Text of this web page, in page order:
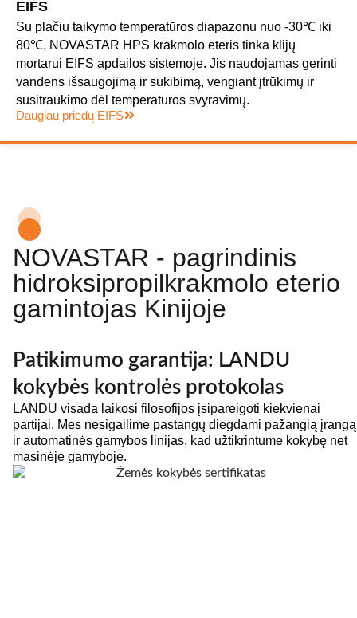
EIFS
Su plačiu taikymo temperatūros diapazonu nuo -30℃ iki
80℃, NOVASTAR HPS krakmolo eteris tinka klijų
mortarui EIFS apdailos sistemoje. Jis naudojamas gerinti
vandens išsaugojimą ir sukibimą, vengiant įtrūkimų ir
susitraukimo dėl temperatūros svyravimų.
Daugiau priedų EIFS
NOVASTAR - pagrindinis
hidroksipropilkrakmolo eterio
gamintojas Kinijoje
Patikimumo garantija: LANDU
kokybės kontrolės protokolas
LANDU visada laikosi filosofijos įsipareigoti kiekvienai
partijai. Mes nesigailime pastangų diegdami pažangią įrangą
ir automatinės gamybos linijas, kad užtikrintume kokybę net
masinėje gamyboje.